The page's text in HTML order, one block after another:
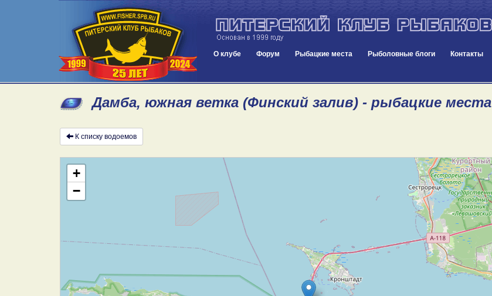
О клубе Форум Рыбацкие места Рыболовные блоги Контакты
Дамба, южная ветка (Финский залив) - рыбацкие места
К списку водоемов
+
−